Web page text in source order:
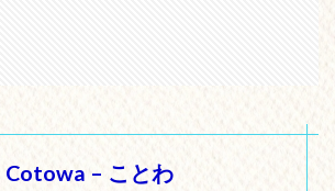
Cotowa – ことわ